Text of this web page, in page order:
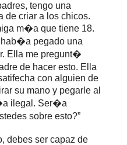
tengo una
de criar a los chicos.
m�a que tiene 18.
hab�a pegado una
Ella me pregunt�
de hacer esto. Ella
con alguien de
su mano y pegarle al
ilegal. Ser�a
sobre esto?”
debes ser capaz de